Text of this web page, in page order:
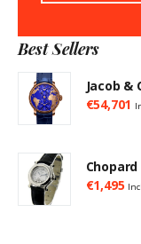
Best Sellers
Jacob &
€54,701
€1,495